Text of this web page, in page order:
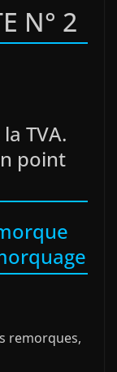
N° 2
TVA.
point
remorques,